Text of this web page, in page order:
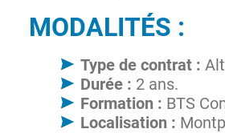
MODALITÉS :
Type de contrat :
Durée : 2 ans.
Formation : BTS
Localisation :